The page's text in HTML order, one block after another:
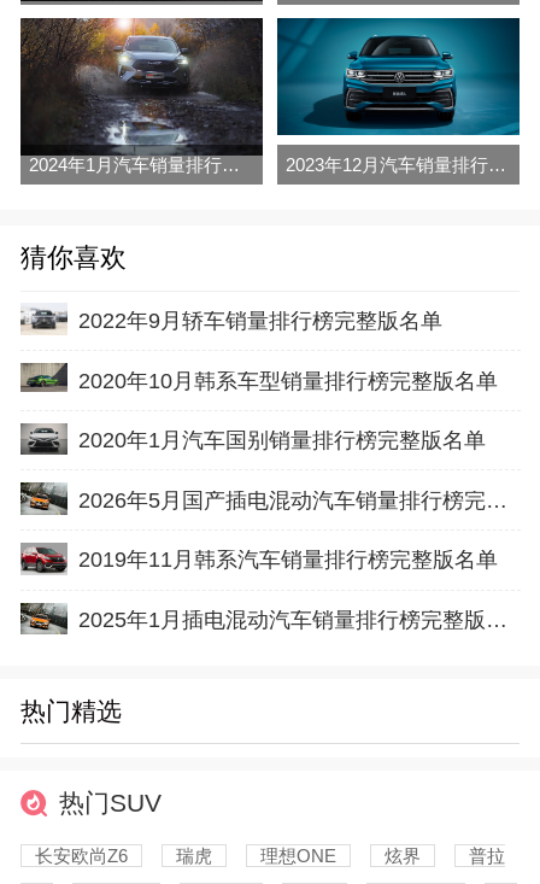
2024年1月汽车销量排行榜完整版名单(零售量 2023年12月汽车销量排行榜完整版名单(零售量
猜你喜欢
2022年9月轿车销量排行榜完整版名单
2020年10月韩系车型销量排行榜完整版名单
2020年1月汽车国别销量排行榜完整版名单
2026年5月国产插电混动汽车销量排行榜完整版名单(出口量
2019年11月韩系汽车销量排行榜完整版名单
2025年1月插电混动汽车销量排行榜完整版名单(出口量
热门精选
热门SUV
长安欧尚Z6 瑞虎 理想ONE 炫界
普拉